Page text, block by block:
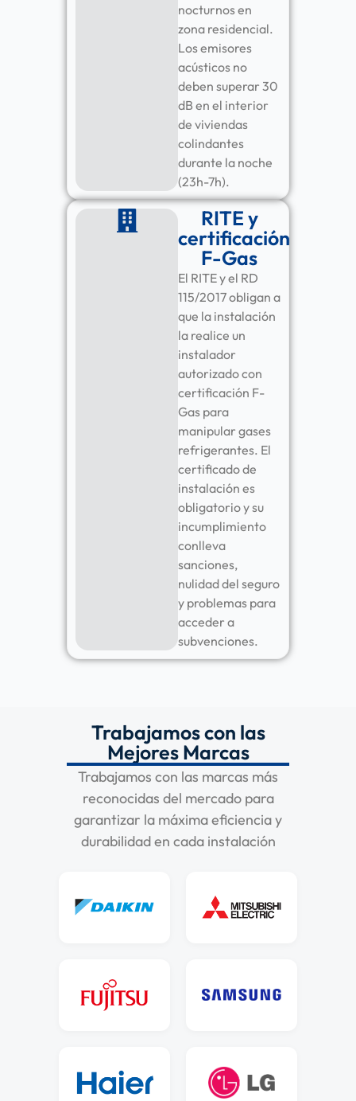
nocturnos en
zona residencial.
Los emisores
acústicos no
deben superar 30
dB en el interior
de viviendas
colindantes
durante la noche
(23h-7h).
RITE y
certificación
F-Gas
El RITE y el RD
115/2017 obligan a
que la instalación
la realice un
instalador
autorizado con
certificación F-
Gas para
manipular gases
refrigerantes. El
certificado de
instalación es
obligatorio y su
incumplimiento
conlleva
sanciones,
nulidad del seguro
y problemas para
acceder a
subvenciones.
Trabajamos con las
Mejores Marcas
Trabajamos con las marcas más
reconocidas del mercado para
garantizar la máxima eficiencia y
durabilidad en cada instalación